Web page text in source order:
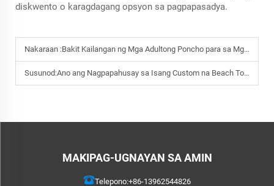
diskwento o karagdagang opsyon sa pagpapasadya.
Nakaraan :Bakit Kailangan ng Mga Adultong Poncho para sa Mga Festival at Mga Paglalakbay sa Camping
Susunod:Ano ang Nagpapahusay sa Isang Custom na Beach Towel para sa Personal o Negosyo?
MAKIPAG-UGNAYAN SA AMIN
Telepono:+86-13962544826